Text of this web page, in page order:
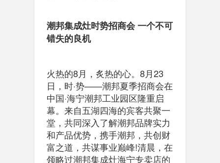
潮邦集成灶时势招商会 一个不可
错失的良机
火热的8月，炙热的心。8月23
日，时·势——潮邦夏季招商会在
中国·海宁潮邦工业园区隆重启
幕。来自五湖四海的宾客共聚一
堂，共同深入了解潮邦品牌实力
和产品优势，携手潮邦，共创财
富之道，共谋事业巅峰!清晨，在
领略过潮邦集成灶海宁专卖店的